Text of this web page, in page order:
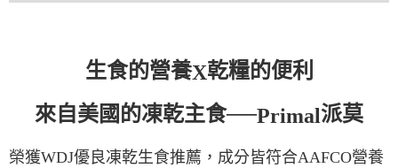
生食的營養X乾糧的便利
來自美國的凍乾主食──Primal派莫
榮獲WDJ優良凍乾生食推薦，成分皆符合AAFCO營養